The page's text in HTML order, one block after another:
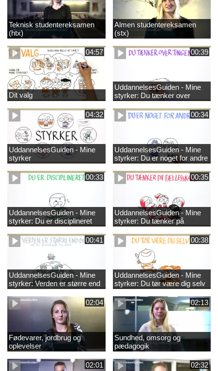
Teknisk studentereksamen
(htx)
Almen studentereksamen
(stx)
04:57
Dit valg
00:39
UddannelsesGuiden - Mine
styrker: Du tænker over
tingene
04:32
UddannelsesGuiden - Mine
styrker
00:34
UddannelsesGuiden - Mine
styrker: Du er noget for andre
00:33
UddannelsesGuiden - Mine
styrker: Du er disciplineret
00:35
UddannelsesGuiden - Mine
styrker: Du tænker på
fællesskabet
00:41
UddannelsesGuiden - Mine
styrker: Verden er større end
dig og du bidrager til den
00:38
UddannelsesGuiden - Mine
styrker: Du tør være dig selv
02:04
Fødevarer, jordbrug og
oplevelser
02:13
Sundhed, omsorg og
pædagogik
02:01 02:32